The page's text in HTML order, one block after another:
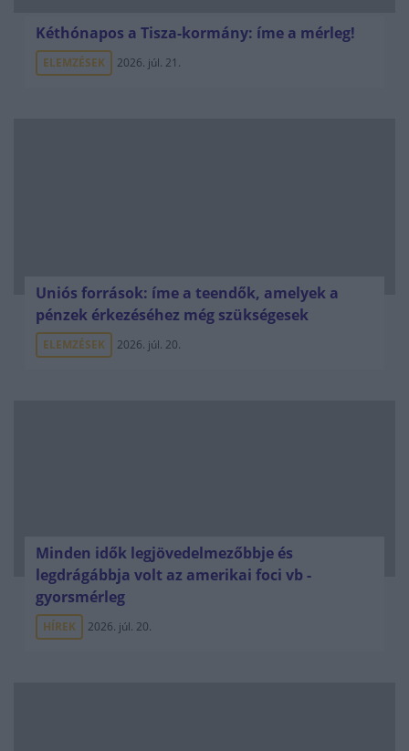
Kéthónapos a Tisza-kormány: íme a mérleg!
ELEMZÉSEK 2026. júl. 21.
Uniós források: íme a teendők, amelyek a
pénzek érkezéséhez még szükségesek
ELEMZÉSEK 2026. júl. 20.
Minden idők legjövedelmezőbbje és
legdrágábbja volt az amerikai foci vb -
gyorsmérleg
HÍREK 2026. júl. 20.